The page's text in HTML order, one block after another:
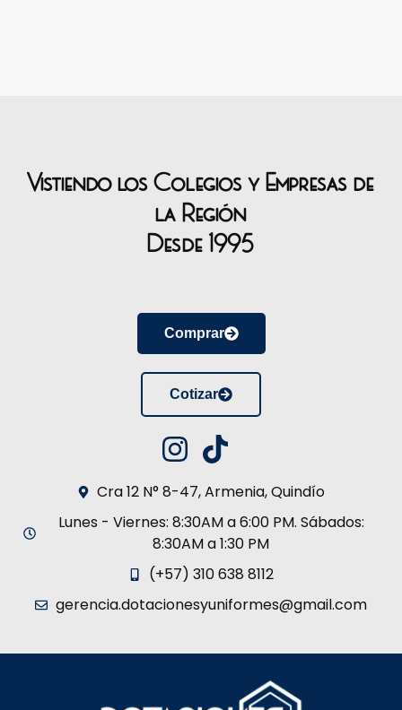
Vistiendo los Colegios y Empresas de
la Región
Desde 1995
Comprar
Cotizar
Cra 12 N° 8-47, Armenia, Quindío
Lunes - Viernes: 8:30AM a 6:00 PM. Sábados:
8:30AM a 1:30 PM
(+57) 310 638 8112
gerencia.dotacionesyuniformes@gmail.com